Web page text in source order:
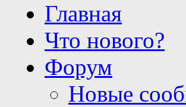
Главная
Что нового?
Форум
Новые